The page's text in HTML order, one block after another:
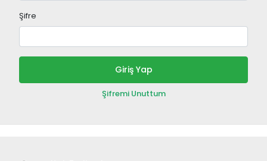
Şifre
Giriş Yap
Şifremi Unuttum